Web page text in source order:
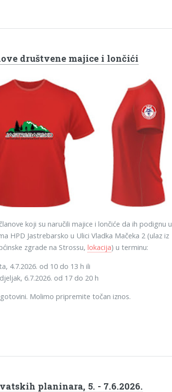
društvene majice i lončići
koji su naručili majice i lončiće da ih podignu u
HPD Jastrebarsko u Ulici Vladka Mačeka 2 (ulaz iz
zgrade na Strossu, lokacija) u terminu:
4.7.2026. od 10 do 13 h ili
6.7.2026. od 17 do 20 h
Molimo pripremite točan iznos.
planinara, 5. - 7.6.2026.